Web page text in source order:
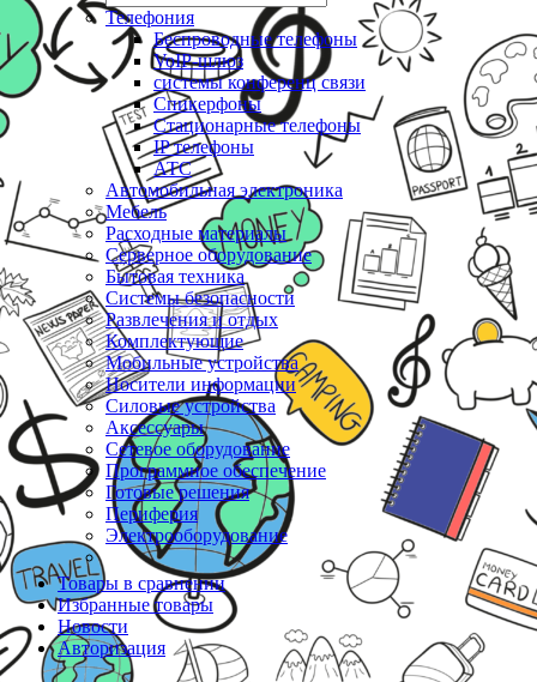
Телефония
Беспроводные телефоны
VoIP-шлюз
системы конференц связи
Спикерфоны
Стационарные телефоны
IP телефоны
АТС
Автомобильная электроника
Мебель
Расходные материалы
Серверное оборудование
Бытовая техника
Системы безопасности
Развлечения и отдых
Комплектующие
Мобильные устройства
Носители информации
Силовые устройства
Аксессуары
Сетевое оборудование
Программное обеспечение
Готовые решения
Периферия
Электрооборудование
Товары в сравнении
Избранные товары
Новости
Авторизация